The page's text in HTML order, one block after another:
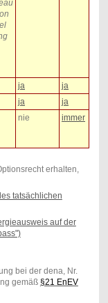
ja
ja
ja
ja
nie immer
erhalten,
tatsächlichen
auf der
bei der dena, Nr.
gemäß §21 EnEV